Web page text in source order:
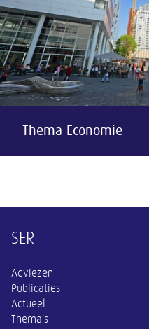
Thema Economie
Overige informatie
SER
Adviezen
Publicaties
Actueel
Thema's